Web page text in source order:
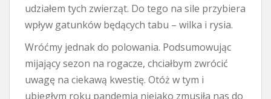
udziałem tych zwierząt. Do tego na sile przybiera
wpływ gatunków będących tabu – wilka i rysia.
Wróćmy jednak do polowania. Podsumowując
mijający sezon na rogacze, chciałbym zwrócić
uwagę na ciekawą kwestię. Otóż w tym i
ubiegłym roku pandemia niejako zmusiła nas do